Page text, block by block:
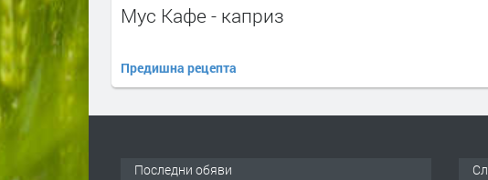
Мус Кафе - каприз
Предишна рецепта
Последни обяви